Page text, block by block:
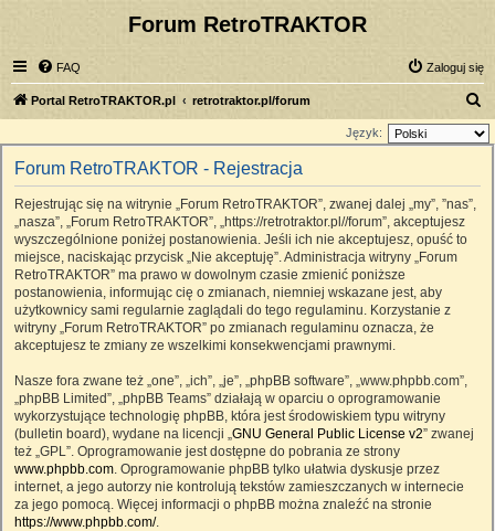
Forum RetroTRAKTOR
FAQ Zaloguj się
Portal RetroTRAKTOR.pl retrotraktor.pl/forum
z
Język:
Forum RetroTRAKTOR - Rejestracja
Rejestrując się na witrynie „Forum RetroTRAKTOR”, zwanej dalej „my”, ”nas”,
„nasza”, „Forum RetroTRAKTOR”, „https://retrotraktor.pl//forum”, akceptujesz
wyszczególnione poniżej postanowienia. Jeśli ich nie akceptujesz, opuść to
miejsce, naciskając przycisk „Nie akceptuję”. Administracja witryny „Forum
RetroTRAKTOR” ma prawo w dowolnym czasie zmienić poniższe
postanowienia, informując cię o zmianach, niemniej wskazane jest, aby
użytkownicy sami regularnie zaglądali do tego regulaminu. Korzystanie z
witryny „Forum RetroTRAKTOR” po zmianach regulaminu oznacza, że
akceptujesz te zmiany ze wszelkimi konsekwencjami prawnymi.
Nasze fora zwane też „one”, „ich”, „je”, „phpBB software”, „www.phpbb.com”,
„phpBB Limited”, „phpBB Teams” działają w oparciu o oprogramowanie
wykorzystujące technologię phpBB, która jest środowiskiem typu witryny
(bulletin board), wydane na licencji „GNU General Public License v2” zwanej
też „GPL”. Oprogramowanie jest dostępne do pobrania ze strony
www.phpbb.com. Oprogramowanie phpBB tylko ułatwia dyskusje przez
internet, a jego autorzy nie kontrolują tekstów zamieszczanych w internecie
za jego pomocą. Więcej informacji o phpBB można znaleźć na stronie
https://www.phpbb.com/.